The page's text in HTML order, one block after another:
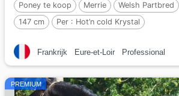
Poney te koop Merrie Welsh Partbred
147 cm
Per : Hot’n cold Krystal
Frankrijk Eure-et-Loir Professional
PREMIUM